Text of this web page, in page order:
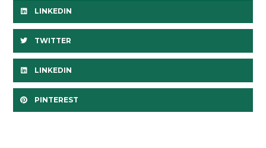
LINKEDIN
TWITTER
LINKEDIN
PINTEREST